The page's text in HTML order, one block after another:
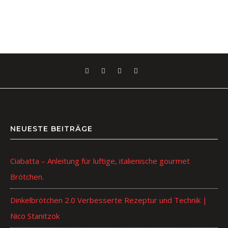
NEUESTE BEITRÄGE
Ciabatta – Anleitung für luftige, italienische gourmet
Brötchen.
Dinkelbrötchen 2.0 Verbesserte Rezeptur und Technik |
Nico Stanitzok